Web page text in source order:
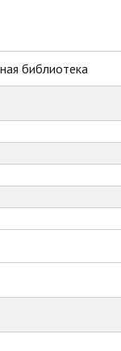
библиотека